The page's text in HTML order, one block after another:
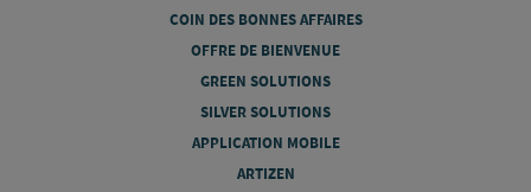
COIN DES BONNES AFFAIRES
OFFRE DE BIENVENUE
GREEN SOLUTIONS
SILVER SOLUTIONS
APPLICATION MOBILE
ARTIZEN